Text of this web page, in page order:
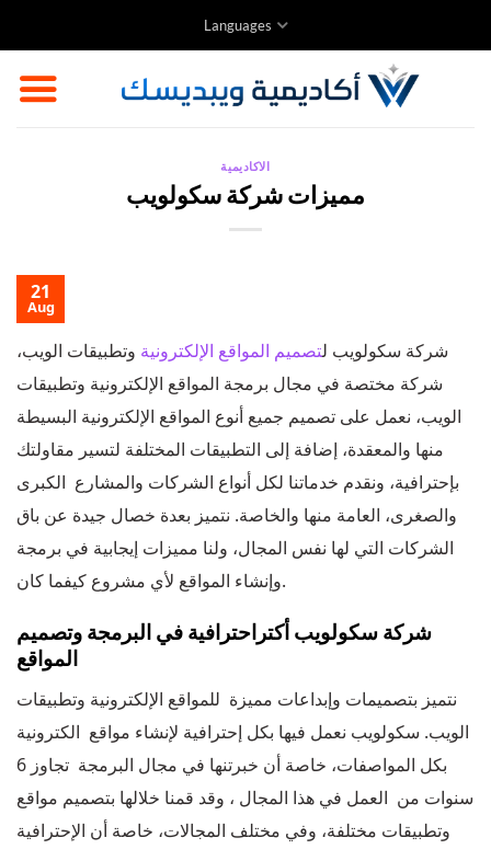
to
content
Languages
الاكاديمية
مميزات شركة سكولويب
21
Aug
شركة سكولويب لتصميم المواقع الإلكترونية وتطبيقات الويب،
شركة مختصة في مجال برمجة المواقع الإلكترونية وتطبيقات
الويب، نعمل على تصميم جميع أنوع المواقع الإلكترونية البسيطة
منها والمعقدة، إضافة إلى التطبيقات المختلفة لتسير مقاولتك
بإحترافية، ونقدم خدماتنا لكل أنواع الشركات والمشارع الكبرى
والصغرى، العامة منها والخاصة. نتميز بعدة خصال جيدة عن باق
الشركات التي لها نفس المجال، ولنا مميزات إيجابية في برمجة
وإنشاء المواقع لأي مشروع كيفما كان.
شركة سكولويب أكتراحترافية في البرمجة وتصميم
المواقع
نتميز بتصميمات وإبداعات مميزة للمواقع الإلكترونية وتطبيقات
الويب. سكولويب نعمل فيها بكل إحترافية لإنشاء مواقع الكترونية
بكل المواصفات، خاصة أن خبرتنها في مجال البرمجة تجاوز 6
سنوات من العمل في هذا المجال ، وقد قمنا خلالها بتصميم مواقع
وتطبيقات مختلفة، وفي مختلف المجالات، خاصة أن الإحترافية